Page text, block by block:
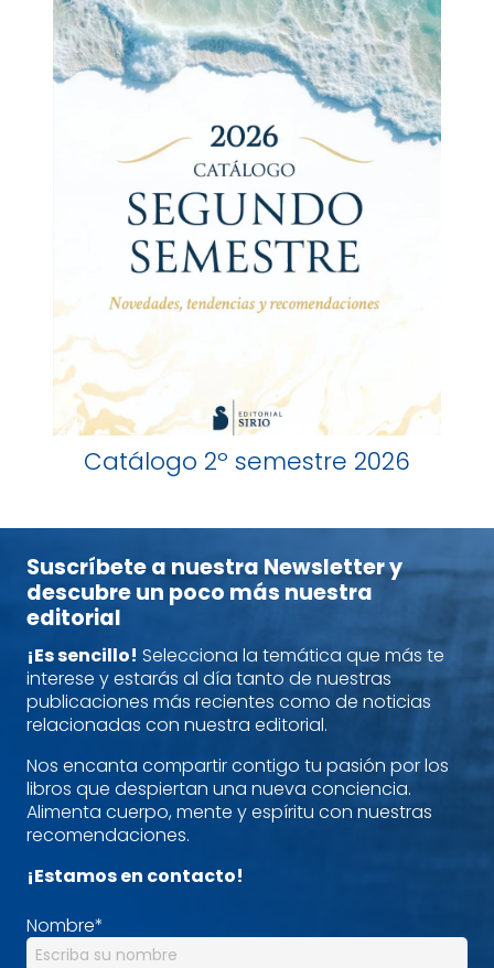
Catálogo 2º semestre 2026
Suscríbete a nuestra Newsletter y
descubre un poco más nuestra
editorial
¡Es sencillo! Selecciona la temática que más te
interese y estarás al día tanto de nuestras
publicaciones más recientes como de noticias
relacionadas con nuestra editorial.
Nos encanta compartir contigo tu pasión por los
libros que despiertan una nueva conciencia.
Alimenta cuerpo, mente y espíritu con nuestras
recomendaciones.
¡Estamos en contacto!
Nombre*